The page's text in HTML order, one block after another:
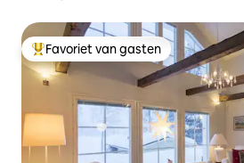
Topfavoriet van gasten
Favoriet van gasten